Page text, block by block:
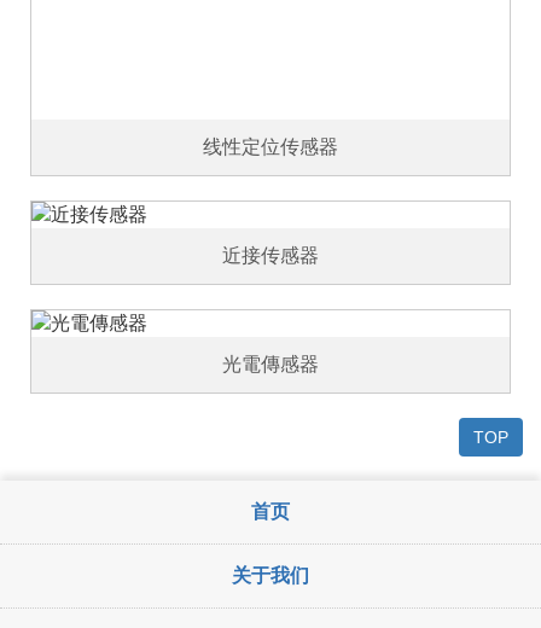
线性定位传感器
近接传感器
光電傳感器
TOP
首页
关于我们